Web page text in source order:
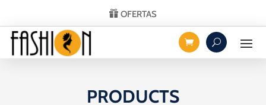
OFERTAS
PRODUCTS